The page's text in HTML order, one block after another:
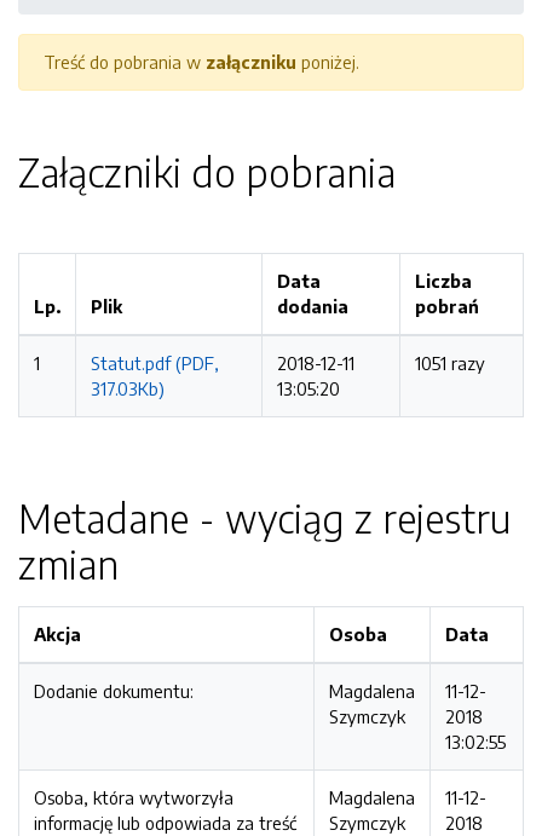
Treść do pobrania w załączniku poniżej.
Załączniki do pobrania
Lp. Plik
Data
dodania
Liczba
pobrań
1
Statut.pdf (PDF,
317.03Kb)
2018-12-11
13:05:20
1051 razy
Metadane - wyciąg z rejestru
zmian
Akcja Osoba Data
Dodanie dokumentu:
Magdalena
Szymczyk
11-12-
2018
13:02:55
Osoba, która wytworzyła
informację lub odpowiada za treść
Magdalena
Szymczyk
11-12-
2018